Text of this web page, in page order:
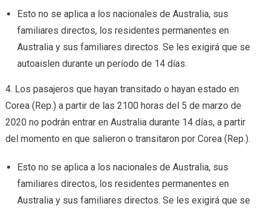
Esto no se aplica a los nacionales de Australia, sus
familiares directos, los residentes permanentes en
Australia y sus familiares directos. Se les exigirá que se
autoaislen durante un período de 14 días.
4. Los pasajeros que hayan transitado o hayan estado en
Corea (Rep.) a partir de las 2100 horas del 5 de marzo de
2020 no podrán entrar en Australia durante 14 días, a partir
del momento en que salieron o transitaron por Corea (Rep.).
Esto no se aplica a los nacionales de Australia, sus
familiares directos, los residentes permanentes en
Australia y sus familiares directos. Se les exigirá que se